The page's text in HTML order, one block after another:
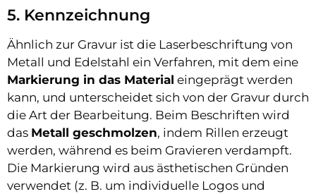
5. Kennzeichnung
Ähnlich zur Gravur ist die Laserbeschriftung von
Metall und Edelstahl ein Verfahren, mit dem eine
Markierung in das Material eingeprägt werden
kann, und unterscheidet sich von der Gravur durch
die Art der Bearbeitung. Beim Beschriften wird
das Metall geschmolzen, indem Rillen erzeugt
werden, während es beim Gravieren verdampft.
Die Markierung wird aus ästhetischen Gründen
verwendet (z. B. um individuelle Logos und